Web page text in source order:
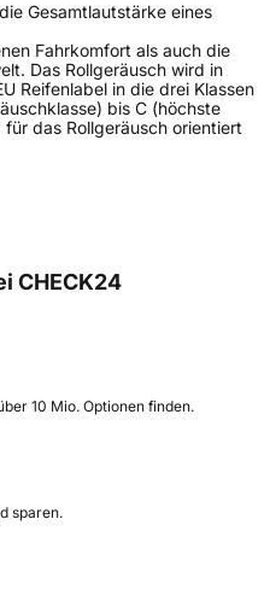
Gesamtlautstärke eines
Fahrkomfort als auch die
Das Rollgeräusch wird in
Reifenlabel in die drei Klassen
bis C (höchste
das Rollgeräusch orientiert
CHECK24
10 Mio. Optionen finden.
sparen.